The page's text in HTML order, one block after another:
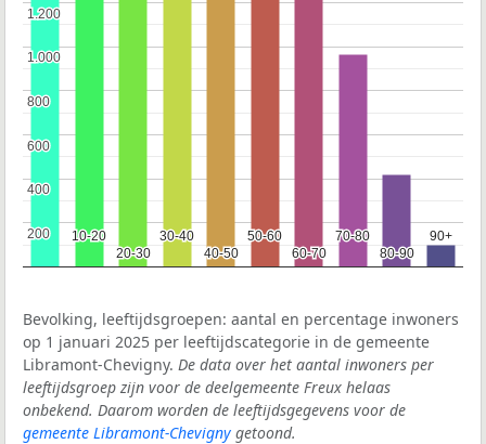
10-20
10-20
20-30
20-30
30-40
30-40
40-50
40-50
50-60
50-60
60-70
60-70
70-80
70-80
80-90
80-90
90+
90+
200
200
400
400
600
600
800
800
1.000
1.000
1.200
1.200
Bevolking, leeftijdsgroepen: aantal en percentage inwoners
op 1 januari 2025 per leeftijdscategorie in de gemeente
Libramont-Chevigny. De data over het aantal inwoners per
leeftijdsgroep zijn voor de deelgemeente Freux helaas
onbekend. Daarom worden de leeftijdsgegevens voor de
gemeente Libramont-Chevigny getoond.